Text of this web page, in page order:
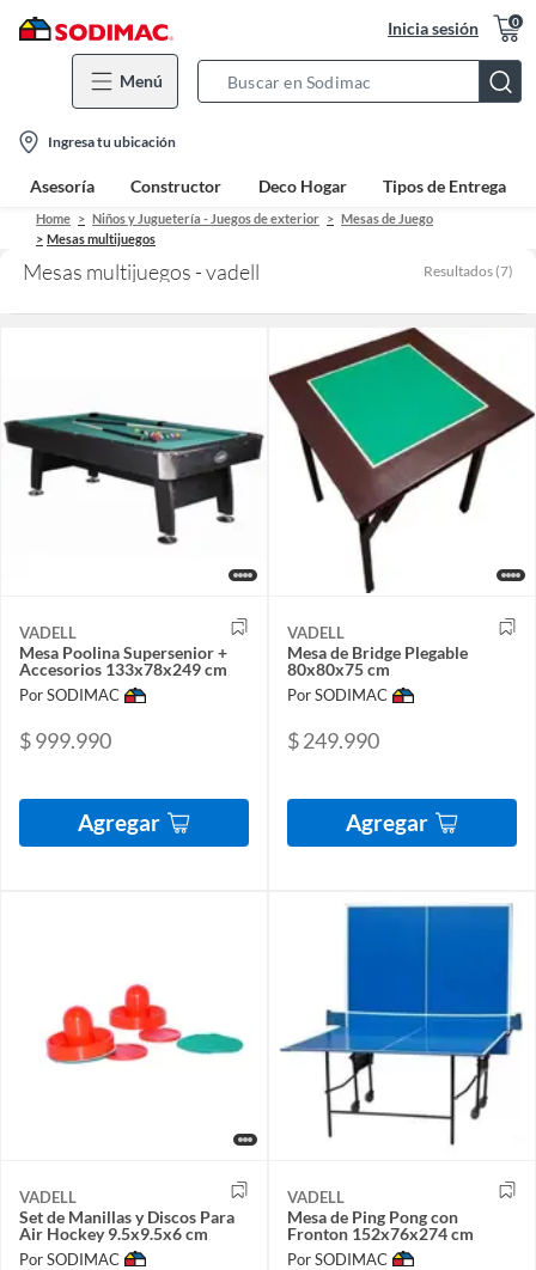
Inicia sesión 0
Menú
Bar
location-
icon
Ingresa tu ubicación
Asesoría Constructor Deco Hogar Tipos de Entrega
Home Niños y Juguetería - Juegos de exterior
Mesas de Juego
Mesas multijuegos
Mesas multijuegos - vadell Resultados (7)
VADELL
Mesa Poolina Supersenior +
Accesorios 133x78x249 cm
Por SODIMAC
$ 999.990
Agregar
VADELL
Mesa de Bridge Plegable
80x80x75 cm
Por SODIMAC
$ 249.990
Agregar
VADELL
Set de Manillas y Discos Para
Air Hockey 9.5x9.5x6 cm
Por SODIMAC
VADELL
Mesa de Ping Pong con
Fronton 152x76x274 cm
Por SODIMAC